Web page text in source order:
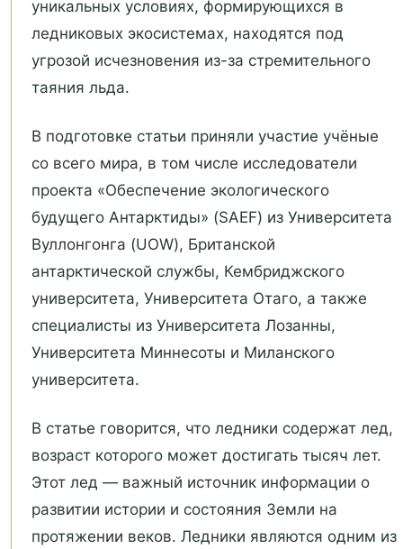
уникальных условиях, формирующихся в
ледниковых экосистемах, находятся под
угрозой исчезновения из-за стремительного
таяния льда.
В подготовке статьи приняли участие учёные
со всего мира, в том числе исследователи
проекта «Обеспечение экологического
будущего Антарктиды» (SAEF) из Университета
Вуллонгонга (UOW), Британской
антарктической службы, Кембриджского
университета, Университета Отаго, а также
специалисты из Университета Лозанны,
Университета Миннесоты и Миланского
университета.
В статье говорится, что ледники содержат лед,
возраст которого может достигать тысяч лет.
Этот лед — важный источник информации о
развитии истории и состояния Земли на
протяжении веков. Ледники являются одним из